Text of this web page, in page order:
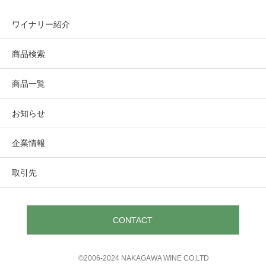
ワイナリー紹介
商品検索
商品一覧
お知らせ
企業情報
取引先
CONTACT
©︎2006-2024 NAKAGAWA WINE CO,LTD